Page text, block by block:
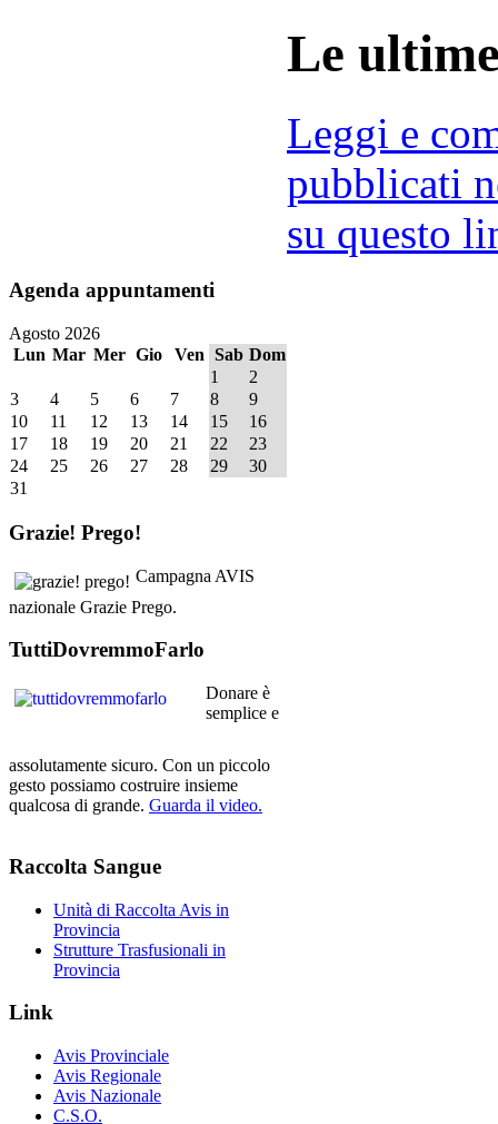
Le
Leggi e
pubblicati
su questo
Agenda appuntamenti
Agosto 2026
Lun Mar Mer Gio Ven Sab Dom
1
2
3
4 5 6 7 8
9
10
11 12 13 14 15
16
17
18 19 20 21 22
23
24
25 26 27 28 29
30
31
Grazie! Prego!
Campagna AVIS
nazionale Grazie Prego.
TuttiDovremmoFarlo
Donare è
semplice e
assolutamente sicuro. Con un piccolo
gesto possiamo costruire insieme
qualcosa di grande. Guarda il video.
Raccolta Sangue
Unità di Raccolta Avis in
Provincia
Strutture Trasfusionali in
Provincia
Link
Avis Provinciale
Avis Regionale
Avis Nazionale
C.S.O.